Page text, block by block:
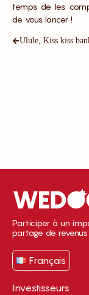
temps de les
de vous lancer !
Participer à un
partage de revenus
Français
Investisseurs